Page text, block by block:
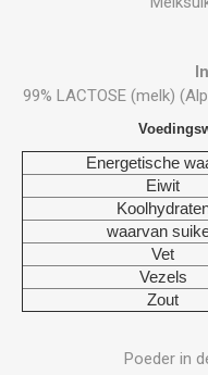
99% LACTOSE (melk)
Energetische
Eiwit
waarvan
Vet
Vezels
Zout
Poeder in